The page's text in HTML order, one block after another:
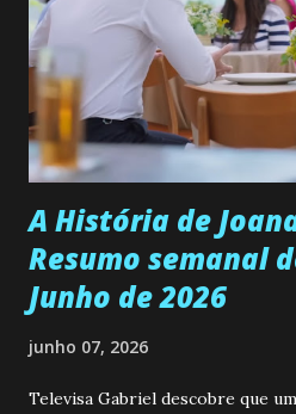
universidade. Ela tem uma
muito madura para a idade,
empática. Detesta injustiças e é
teimosa e muito persistente
Durante um exame ginecológico,
A História de
Resumo semanal
Junho de 2026
junho 07, 2026
Televisa Gabriel descobre que